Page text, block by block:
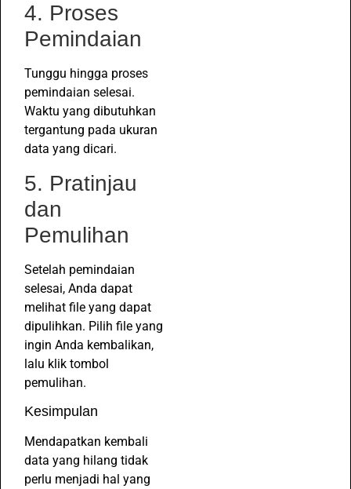
4. Proses
Pemindaian
Tunggu hingga proses
pemindaian selesai.
Waktu yang dibutuhkan
tergantung pada ukuran
data yang dicari.
5. Pratinjau
dan
Pemulihan
Setelah pemindaian
selesai, Anda dapat
melihat file yang dapat
dipulihkan. Pilih file yang
ingin Anda kembalikan,
lalu klik tombol
pemulihan.
Kesimpulan
Mendapatkan kembali
data yang hilang tidak
perlu menjadi hal yang